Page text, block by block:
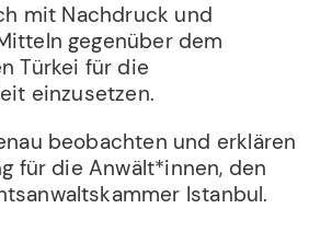
mit Nachdruck und
gegenüber dem
Türkei für die
einzusetzen.
beobachten und erklären
für die Anwält*innen, den
Istanbul.